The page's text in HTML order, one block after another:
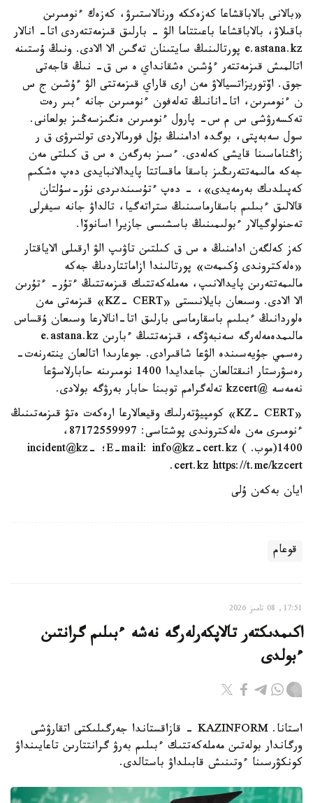
«بالانى بالاباقشاعا كەزەككە ورنالاستىرۋ، كەزەك ءنومىرىن
باقىلاۋ، بالاباقشاعا باعىتتاما الۋ - بارلىق قىزمەتتەردى اتا- انالار
e.astana.kz پورتالىنىڭ سايتىنان تەگىن الا الادى. ونىڭ ۇستىنە
اتالمىش قىزمەتتەر ءۇشىن ەشقانداي ە س ق- نىڭ قاجەتى
جوق. اۆتوريزاتسيالاۋ مەن ارى قاراي قىزمەتتى الۋ ءۇشىن ج س
ن ءنومىرىن، اتا-انانىڭ تەلەفون ءنومىرىن جانە ءبىر رەت
تەكسەرۋشى س م س- پارول ءنومىرىن ەنگىزسەڭىز بولعانى.
سول سەبەپتى، بوگدە ادامنىڭ بۇل فورمالاردى تولتىرۋى ق ر
زاڭناماسىنا قايشى كەلەدى. ءسىز بەرگەن ە س ق كىلتى مەن
جەكە مالىمەتتەرىڭىز باسقا ماقساتتا پايدالانبايدى دەپ ەشكىم
كەپىلدىك بەرمەيدى»، - دەپ ءتۇسىندىردى نۇر-سۇلتان
قالالىق ءبىلىم باسقارماسىنىڭ ستراتەگيا، تالداۋ جانە سيفرلى
تەحنولوگيالار ءبولىمىنىڭ باسشىسى جازيرا اسانوۆا.
كەز كەلگەن ادامنىڭ ە س ق كىلتىن تاۋىپ الۋ ارقىلى الاياقتار
«ەلەكتروندى ۇكىمەت» پورتالىندا ازاماتتاردىڭ جەكە
مالىمەتتەرىن پايدالانىپ، مەملەكەتتىك قىزمەتتىڭ ءتۇر- ءتۇرىن
الا الادى. وسىعان بايلانىستى «KZ- CERT» قىزمەتى مەن
ەلوردانىڭ ءبىلىم باسقارماسى بارلىق اتا-انالارعا وسىعان ۇقساس
مالىمدەمەلەرگە سەنبەۋگە، قىزمەتتىڭ ءبارىن e.astana.kz
رەسمي جۇيەسىندە الۋعا شاقىرادى. جوعارىدا اتالعان ينتەرنەت-
رەسۋرستار انىقتالعان جاعدايدا 1400 نومىرىنە حابارلاسۋعا
نەمەسە @kzcert تەلەگرامم توبىنا حابار بەرۋگە بولادى.
«KZ- CERT» كومپيۋتەرلىك وقيعالارعا ارەكەت ەتۋ قىزمەتىنىڭ
ءنومىرى مەن ەلەكتروندى پوشتاسى: 87172559997،
1400(موب. ) E-mail: info@kz-cert.kz؛ incident@kz-
cert.kz https://t.me/kzcert.
ايان بەكەن ۇلى
قوعام
17:51, 08 تامىز 2026
اكىمدىكتەر تالاپكەرلەرگە نەشە ءبىلىم گرانتىن
ءبولدى
استانا. KAZINFORM - قازاقستاندا جەرگىلىكتى اتقارۋشى
ورگاندار بولەتىن مەملەكەتتىك ءبىلىم بەرۋ گرانتتارىن تاعايىنداۋ
كونكۋرسىنا ءوتىنىش قابىلداۋ باستالدى.